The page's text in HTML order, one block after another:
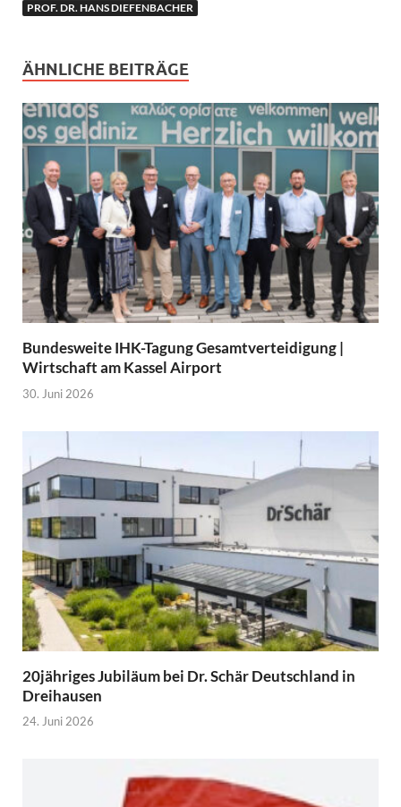
PROF. DR. HANS DIEFENBACHER
ÄHNLICHE BEITRÄGE
Bundesweite IHK-Tagung Gesamtverteidigung |
Wirtschaft am Kassel Airport
30. Juni 2026
20jähriges Jubiläum bei Dr. Schär Deutschland in
Dreihausen
24. Juni 2026